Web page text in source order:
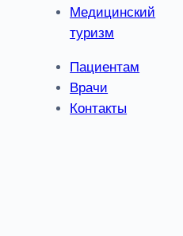
Медицинский
туризм
Пациентам
Врачи
Контакты